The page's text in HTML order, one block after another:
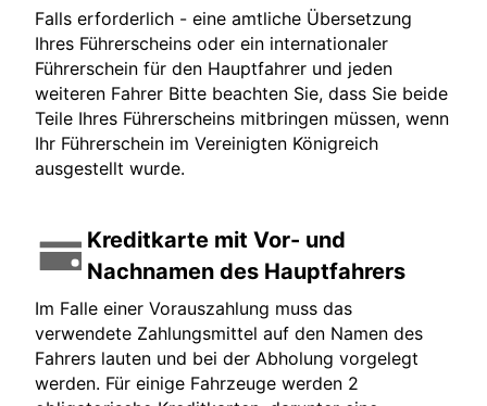
Falls erforderlich - eine amtliche Übersetzung
Ihres Führerscheins oder ein internationaler
Führerschein für den Hauptfahrer und jeden
weiteren Fahrer Bitte beachten Sie, dass Sie beide
Teile Ihres Führerscheins mitbringen müssen, wenn
Ihr Führerschein im Vereinigten Königreich
ausgestellt wurde.
Kreditkarte mit Vor- und
Nachnamen des Hauptfahrers
Im Falle einer Vorauszahlung muss das
verwendete Zahlungsmittel auf den Namen des
Fahrers lauten und bei der Abholung vorgelegt
werden. Für einige Fahrzeuge werden 2